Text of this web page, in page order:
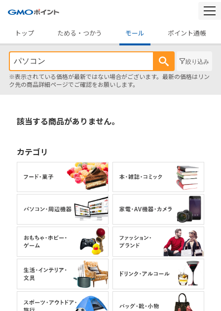
トップ
ためる・つかう モール ポイント通帳
絞り込み
※表示されている価格が最新ではない場合がございます。最新の価格はリン
ク先の商品詳細ページでご確認をお願いします。
該当する商品がありません。
カテゴリ